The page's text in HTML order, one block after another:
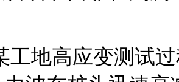
地高应变测试